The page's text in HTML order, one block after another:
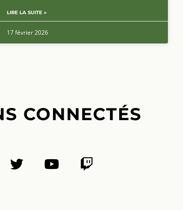
LIRE LA SUITE »
17 février 2026
CONNECTÉS